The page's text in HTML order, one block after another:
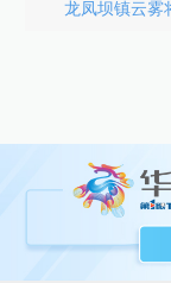
龙凤坝镇云雾